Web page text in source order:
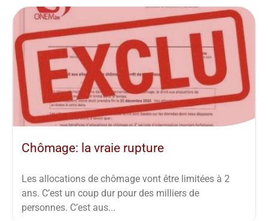
Chômage: la vraie rupture
Les allocations de chômage vont être limitées à 2
ans. C’est un coup dur pour des milliers de
personnes. C’est aus...